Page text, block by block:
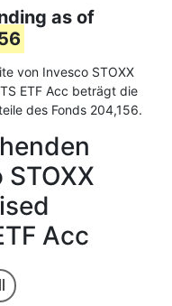
as of
von Invesco STOXX
ETF Acc beträgt die
des Fonds 204,156.
Acc